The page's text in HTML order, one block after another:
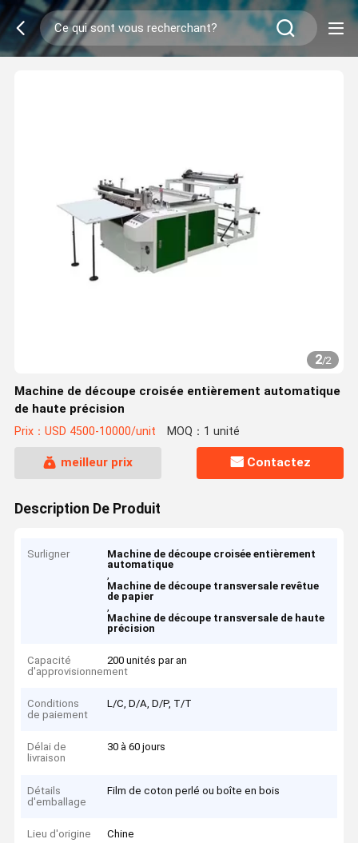
2/2
Machine de découpe croisée entièrement automatique
de haute précision
Prix：USD 4500-10000/unit MOQ：1 unité
meilleur prix Contactez
Description De Produit
Surligner
Machine de découpe croisée entièrement
automatique
,
Machine de découpe transversale revêtue
de papier
,
Machine de découpe transversale de haute
précision
Capacité
d'approvisionnement
200 unités par an
Conditions
de paiement
L/C, D/A, D/P, T/T
Délai de
livraison
30 à 60 jours
Détails
d'emballage
Film de coton perlé ou boîte en bois
Lieu d'origine Chine